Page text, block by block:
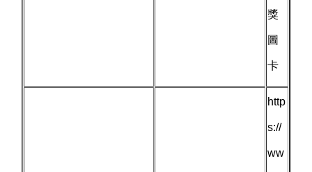
獎
圖
卡
http
s://
ww